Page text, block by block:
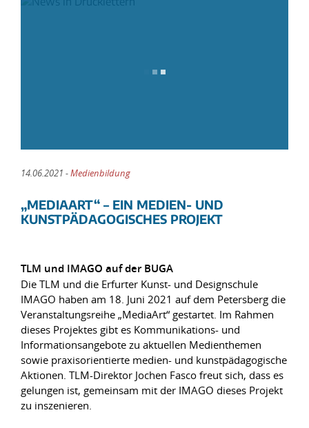
14.06.2021 -Medienbildung
„MEDIAART“ – EIN MEDIEN- UND
KUNSTPÄDAGOGISCHES PROJEKT
TLM und IMAGO auf der BUGA
Die TLM und die Erfurter Kunst- und Designschule
IMAGO haben am 18. Juni 2021 auf dem Petersberg die
Veranstaltungsreihe „MediaArt“ gestartet. Im Rahmen
dieses Projektes gibt es Kommunikations- und
Informationsangebote zu aktuellen Medienthemen
sowie praxisorientierte medien- und kunstpädagogische
Aktionen. TLM-Direktor Jochen Fasco freut sich, dass es
gelungen ist, gemeinsam mit der IMAGO dieses Projekt
zu inszenieren.